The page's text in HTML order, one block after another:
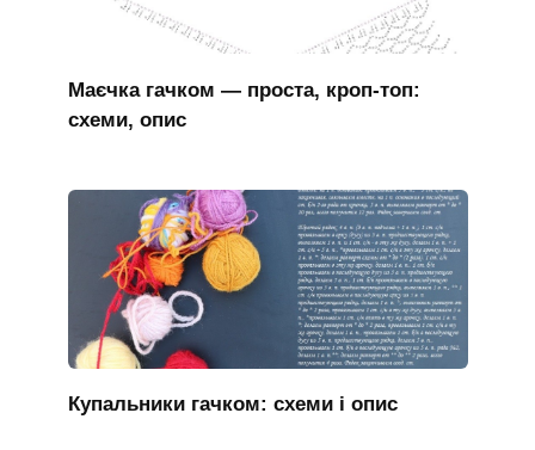
Маєчка гачком — проста, кроп-топ:
схеми, опис
Купальники гачком: схеми і опис